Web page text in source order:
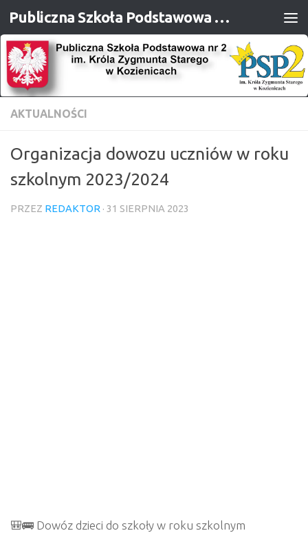
Przejdź do treści Publiczna Szkoła Podstawowa nr 2 im. Króla Zygmunta Starego w Kozienicach
AKTUALNOŚCI
Organizacja dowozu uczniów w roku
szkolnym 2023/2024
PRZEZ REDAKTOR · 31 SIERPNIA 2023
🎒🚌 Dowóz dzieci do szkoły w roku szkolnym